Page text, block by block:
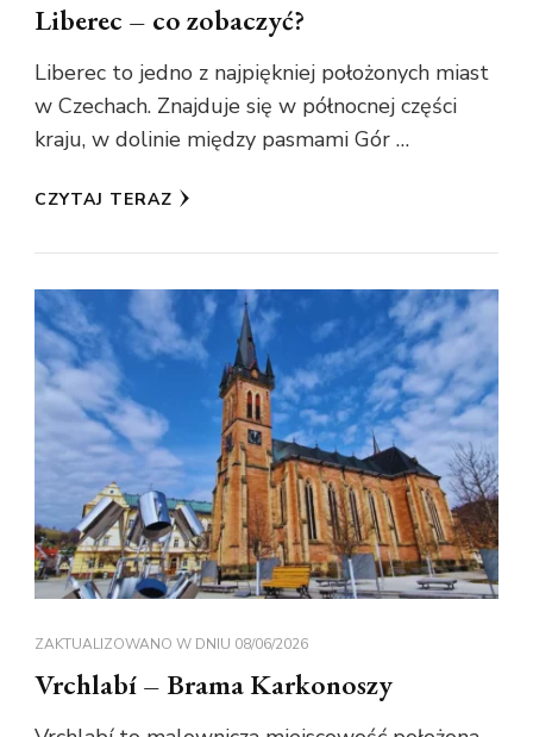
Liberec – co zobaczyć?
Liberec to jedno z najpiękniej położonych miast
w Czechach. Znajduje się w północnej części
kraju, w dolinie między pasmami Gór …
CZYTAJ TERAZ
ZAKTUALIZOWANO W DNIU 08/06/2026
Vrchlabí – Brama Karkonoszy